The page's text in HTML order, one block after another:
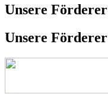
Unsere Förderer
Unsere Förderer